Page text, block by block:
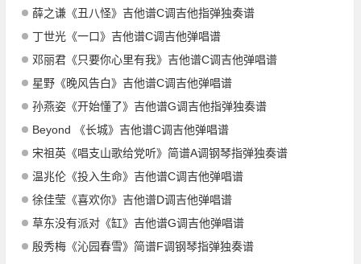
薛之谦《丑八怪》吉他谱C调吉他指弹独奏谱
丁世光《一口》吉他谱C调吉他弹唱谱
邓丽君《只要你心里有我》吉他谱C调吉他弹唱谱
星野《晚风告白》吉他谱C调吉他弹唱谱
孙燕姿《开始懂了》吉他谱G调吉他指弹独奏谱
Beyond 《长城》吉他谱C调吉他弹唱谱
宋祖英《唱支山歌给党听》简谱A调钢琴指弹独奏谱
温兆伦《投入生命》吉他谱C调吉他弹唱谱
徐佳莹《喜欢你》吉他谱D调吉他弹唱谱
草东没有派对《缸》吉他谱G调吉他弹唱谱
殷秀梅《沁园春雪》简谱F调钢琴指弹独奏谱